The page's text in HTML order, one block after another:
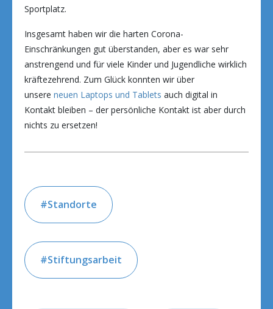
Sportplatz.
Insgesamt haben wir die harten Corona-
Einschränkungen gut überstanden, aber es war sehr
anstrengend und für viele Kinder und Jugendliche wirklich
kräftezehrend. Zum Glück konnten wir über
unsere neuen Laptops und Tablets auch digital in
Kontakt bleiben – der persönliche Kontakt ist aber durch
nichts zu ersetzen!
Standorte
Stiftungsarbeit